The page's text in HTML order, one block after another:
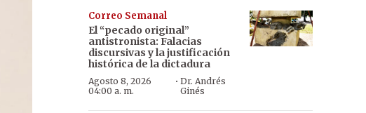
Correo Semanal
El “pecado original”
antistronista: Falacias
discursivas y la justificación
histórica de la dictadura
Agosto 8, 2026
04:00 a. m.
·Dr. Andrés
Ginés